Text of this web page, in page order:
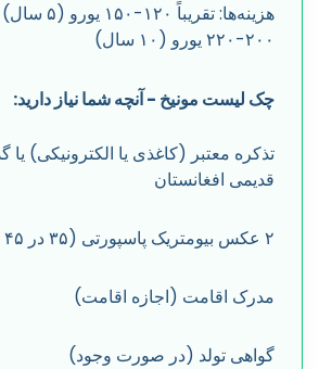
هزینه‌ها: تقریباً ۱۲۰-۱۵۰
۲۰۰-۲۲۰ یورو (۱۰ سال)
چک لیست مونیخ - آنچه شما نیاز دارید:
تذکره معتبر (کاغذی یا الکترونیکی) یا
قدیمی افغانستان
۲ عکس بیومتریک پاسپورتی (۳۵ در ۴۵ میلی‌متر)
مدرک اقامت (اجازه اقامت)
گواهی تولد (در صورت وجود)